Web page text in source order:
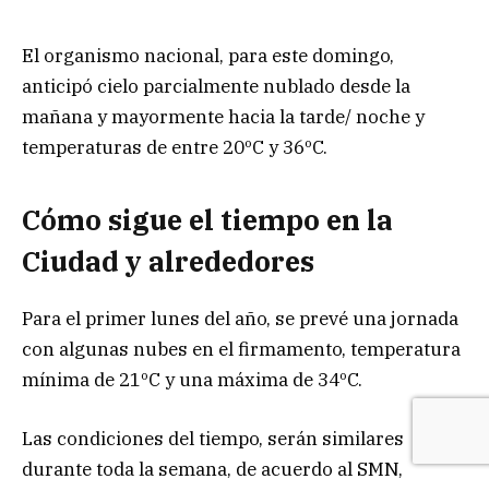
El organismo nacional, para este domingo,
anticipó cielo parcialmente nublado desde la
mañana y mayormente hacia la tarde/ noche y
temperaturas de entre 20ºC y 36ºC.
Cómo sigue el tiempo en la
Ciudad y alrededores
Para el primer lunes del año, se prevé una jornada
con algunas nubes en el firmamento, temperatura
mínima de 21ºC y una máxima de 34ºC.
Las condiciones del tiempo, serán similares
durante toda la semana, de acuerdo al SMN,